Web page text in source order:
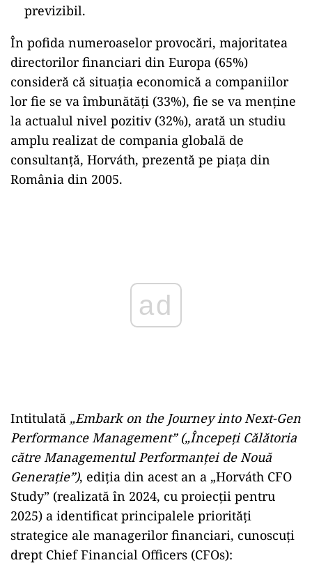
previzibil.
În pofida numeroaselor provocări, majoritatea
directorilor financiari din Europa (65%)
consideră că situația economică a companiilor
lor fie se va îmbunătăți (33%), fie se va menține
la actualul nivel pozitiv (32%), arată un studiu
amplu realizat de compania globală de
consultanță, Horváth, prezentă pe piața din
România din 2005.
Intitulată „Embark on the Journey into Next-Gen
Performance Management” („Începeți Călătoria
către Managementul Performanței de Nouă
Generație”), ediția din acest an a „Horváth CFO
Study” (realizată în 2024, cu proiecții pentru
2025) a identificat principalele priorități
strategice ale managerilor financiari, cunoscuți
drept Chief Financial Officers (CFOs):